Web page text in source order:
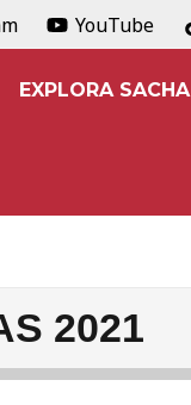
YouTube
EXPLORA SACHA
2021